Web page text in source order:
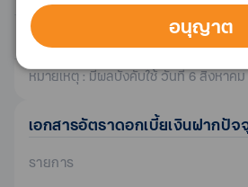
บัญชีเงินฝากกระแสรายวัน
หมายเหตุ : มีผลบังคับใช้ วันที่ 6 สิงหาคม
เอกสารอัตราดอกเบี้ยเงินฝากปัจ
รายการ
อนุญาต